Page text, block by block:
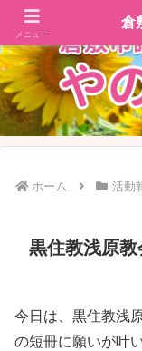
ホーム 活動
黒住教浅原教
今日は、黒住教浅
の短冊に願いが叶
メニュー
倉